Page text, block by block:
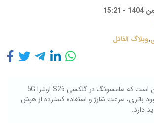
,وبلاگ آلفاتل
شایعات حاکی از آن است که سامسونگ در گلکسی S26 اولترا 5G
باتری، سرعت شارژ و استفاده گسترده از هوش
دارد.